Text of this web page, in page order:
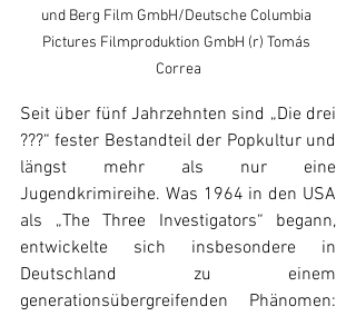
und Berg Film GmbH/Deutsche Columbia
Pictures Filmproduktion GmbH (r) Tomás
Correa
Seit über fünf Jahrzehnten sind „Die drei
???“ fester Bestandteil der Popkultur und
längst mehr als nur eine
Jugendkrimireihe. Was 1964 in den USA
als „The Three Investigators“ begann,
entwickelte sich insbesondere in
Deutschland zu einem
generationsübergreifenden Phänomen: